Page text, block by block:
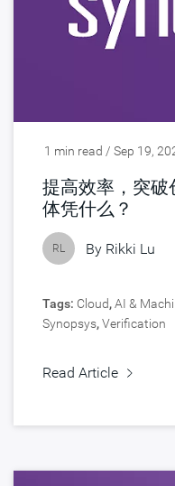
1 min read / Sep 19,
提高效率，突破
体凭什么？
RL By Rikki Lu
Tags: Cloud,AI &
Synopsys,Verification
Read Article